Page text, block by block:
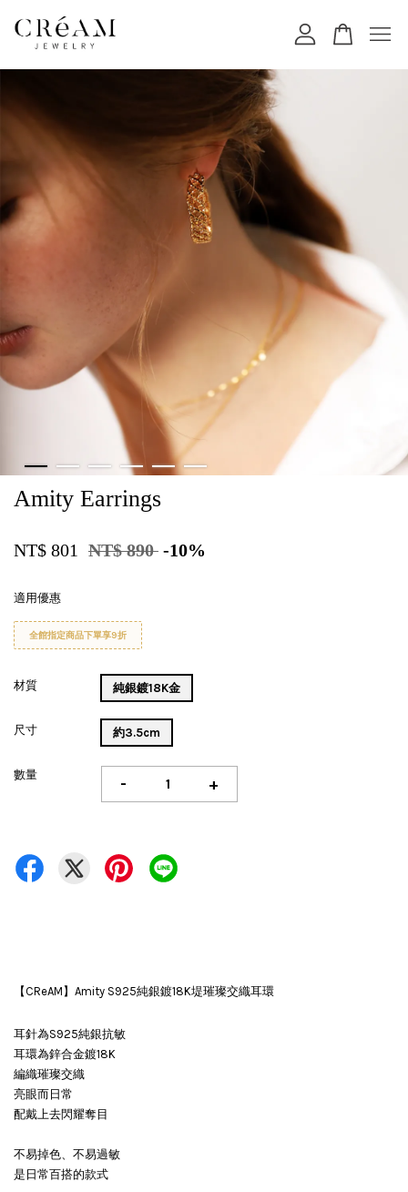
Amity Earrings
NT$ 801 NT$ 890 -10%
適用優惠
全館指定商品下單享9折
材質 純銀鍍18K金
尺寸 約3.5cm
數量 - +
【CReAM】Amity S925純銀鍍18K堤璀璨交織耳環
耳針為S925純銀抗敏
耳環為鋅合金鍍18K
編織璀璨交織
亮眼而日常
配戴上去閃耀奪目
不易掉色、不易過敏
是日常百搭的款式
您的購物車目前還是空的。
繼續購物